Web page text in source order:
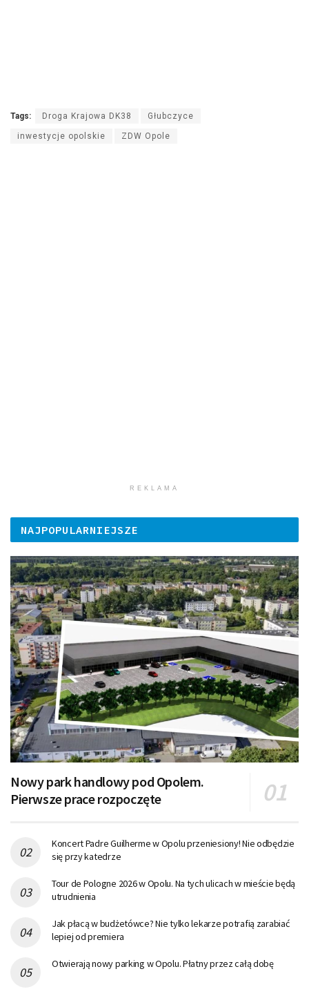
Tags: Droga Krajowa DK38 Głubczyce
inwestycje opolskie ZDW Opole
REKLAMA
NAJPOPULARNIEJSZE
Nowy park handlowy pod Opolem.
Pierwsze prace rozpoczęte
Koncert Padre Guilherme w Opolu przeniesiony! Nie odbędzie
się przy katedrze
Tour de Pologne 2026 w Opolu. Na tych ulicach w mieście będą
utrudnienia
Jak płacą w budżetówce? Nie tylko lekarze potrafią zarabiać
lepiej od premiera
Otwierają nowy parking w Opolu. Płatny przez całą dobę